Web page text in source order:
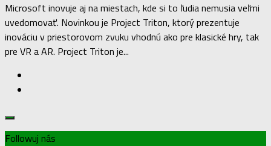
Microsoft inovuje aj na miestach, kde si to ľudia nemusia veľmi
uvedomovať. Novinkou je Project Triton, ktorý prezentuje
inováciu v priestorovom zvuku vhodnú ako pre klasické hry, tak
pre VR a AR. Project Triton je...
Followuj nás